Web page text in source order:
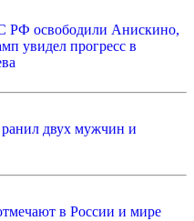
РФ освободили Анискино,
увидел прогресс в
двух мужчин и
в России и мире